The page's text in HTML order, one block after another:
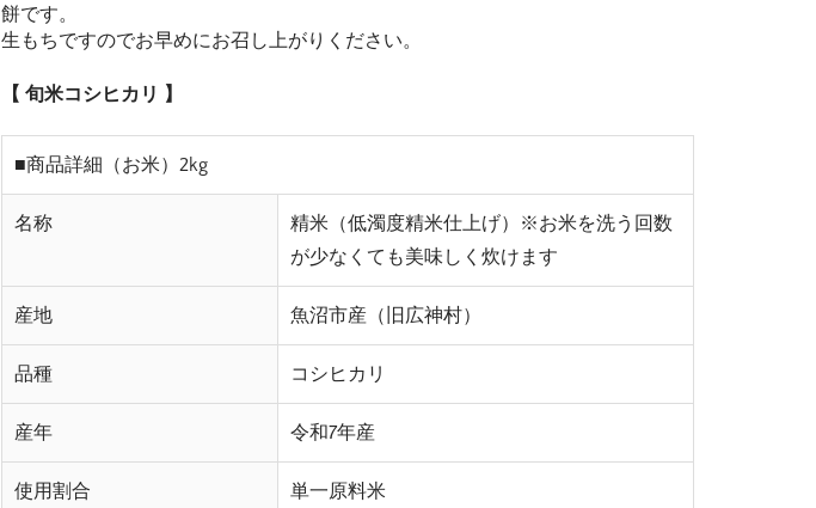
餅です。
生もちですのでお早めにお召し上がりください。
【 旬米コシヒカリ 】
■商品詳細（お米）2kg
名称
精米（低濁度精米仕上げ）※お米を洗う回数
が少なくても美味しく炊けます
産地 魚沼市産（旧広神村）
品種 コシヒカリ
産年 令和7年産
使用割合 単一原料米